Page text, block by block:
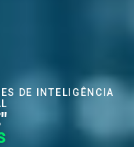
DE INTELIGÊNCIA